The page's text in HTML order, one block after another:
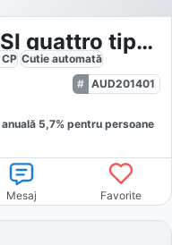
Audi RSQ8 RS Q8 TFSI quattro tiptronic
CP Cutie automată
AUD201401
anuală 5,7% pentru persoane
Mesaj Favorite